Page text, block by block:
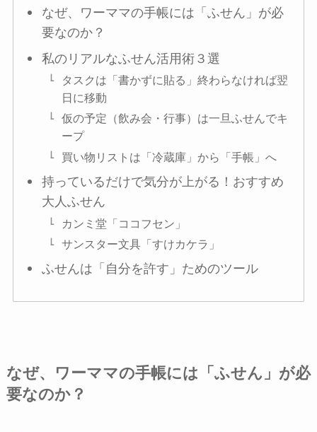
なぜ、ワーママの手帳には「ふせん」が必
要なのか？
私のリアルなふせん活用術３選
タスクは「書かずに貼る」終わらなければ翌
日に移動
仮の予定（飲み会・行事）は一旦ふせんでキ
ープ
買い物リストは「冷蔵庫」から「手帳」へ
持っているだけで気分が上がる！おすすめ
大人ふせん
カンミ堂「ココフセン」
サンスター文具「すけカケラ」
ふせんは「自分を許す」ためのツール
なぜ、ワーママの手帳には「ふせん」が必
要なのか？